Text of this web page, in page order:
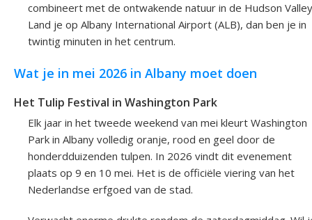
combineert met de ontwakende natuur in de Hudson
Land je op Albany International Airport (ALB), dan ben je in
twintig minuten in het centrum.
Wat je in mei 2026 in Albany moet doen
Het Tulip Festival in Washington Park
Elk jaar in het tweede weekend van mei kleurt Washington
Park in Albany volledig oranje, rood en geel door de
honderdduizenden tulpen. In 2026 vindt dit evenement
plaats op 9 en 10 mei. Het is de officiële viering van het
Nederlandse erfgoed van de stad.